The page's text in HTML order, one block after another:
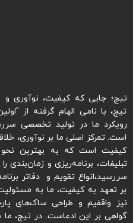
تیج؛ جایی که کیفیت، نوآوری
تیج، با نامی الهام گرفته از
رویکرد ما در تولید تخصصی
است. تمرکز اصلی ما بر نوآوری،
کیفیت است که به بهترین نحو
تبلیغات، برنامه‌ریزی و زمان‌بندی
سررسید،انواع تقویم و دفاتر
بر تعهد به کیفیت، ما به
نیز واقفیم و طراحی ساک‌های
گواهی بر این ادعاست. در تیج، ما